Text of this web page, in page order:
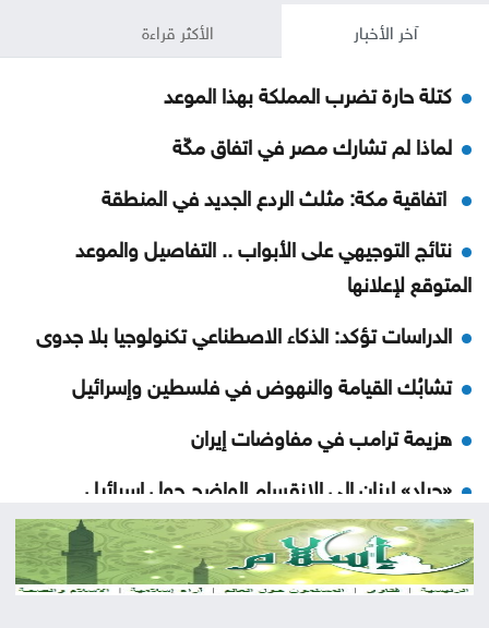
آخر الأخبار الأكثر قراءة
كتلة حارة تضرب المملكة بهذا الموعد
لماذا لم تشارك مصر في اتفاق مكّة
اتفاقية مكة: مثلث الردع الجديد في المنطقة
نتائج التوجيهي على الأبواب .. التفاصيل والموعد
المتوقع لإعلانها
الدراسات تؤكد: الذكاء الاصطناعي تكنولوجيا بلا جدوى
تشابُك القيامة والنهوض في فلسطين وإسرائيل
هزيمة ترامب في مفاوضات إيران
«حياد» لبنان إلى الانقسام الواضح حول إسرائيل
هل سيعيش أبناؤنا حياة أسوأ منا
مات قبل تخرجه بشهر .. فيديو مؤثر لأم تتسلم شهادة